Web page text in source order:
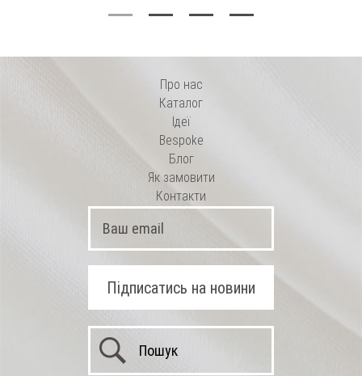
Про нас
Каталог
Ідеї
Bespoke
Блог
Як замовити
Контакти